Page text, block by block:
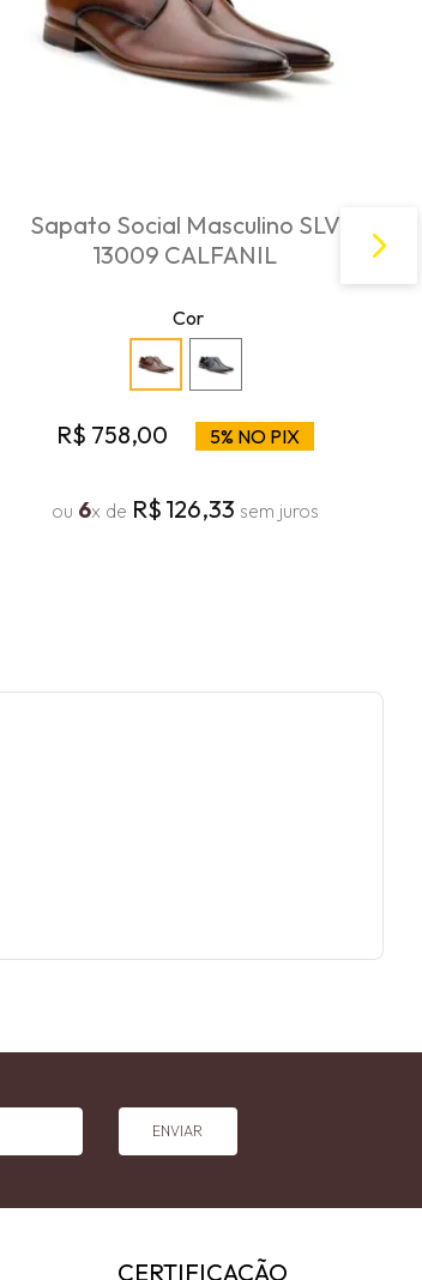
Sapato Social Masculino SLV
13009 CALFANIL
Cor
R$ 758,00 5% NO PIX
ou 6x de R$ 126,33 sem juros
ENVIAR
CERTIFICAÇÃO